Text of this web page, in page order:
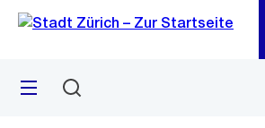
Navigation
Sprunglink
Menü